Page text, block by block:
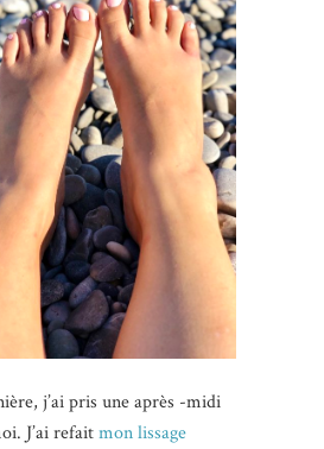
j’ai pris une après -midi
J’ai refaitmon lissage